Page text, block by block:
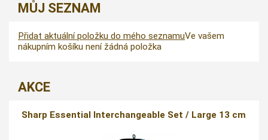
MŮJ SEZNAM
Přidat aktuální položku do mého seznamuVe vašem
nákupním košíku není žádná položka
AKCE
Sharp Essential Interchangeable Set / Large 13 cm